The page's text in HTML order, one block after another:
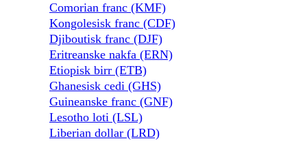
Comorian franc (KMF)
Kongolesisk franc (CDF)
Djiboutisk franc (DJF)
Eritreanske nakfa (ERN)
Etiopisk birr (ETB)
Ghanesisk cedi (GHS)
Guineanske franc (GNF)
Lesotho loti (LSL)
Liberian dollar (LRD)